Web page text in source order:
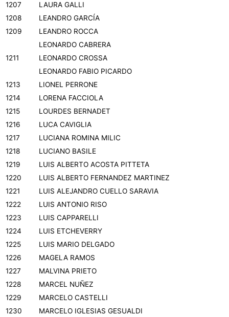
1207
LAURA GALLI
1208
LEANDRO GARCÍA
1209
LEANDRO ROCCA
LEONARDO CABRERA
1211
LEONARDO CROSSA
LEONARDO FABIO PICARDO
1213
LIONEL PERRONE
1214
LORENA FACCIOLA
1215
LOURDES BERNADET
1216
LUCA CAVIGLIA
1217
LUCIANA ROMINA MILIC
1218
LUCIANO BASILE
1219
LUIS ALBERTO ACOSTA PITTETA
1220
LUIS ALBERTO FERNANDEZ MARTINEZ
1221
LUIS ALEJANDRO CUELLO SARAVIA
1222
LUIS ANTONIO RISO
1223
LUIS CAPPARELLI
1224
LUIS ETCHEVERRY
1225
LUIS MARIO DELGADO
1226
MAGELA RAMOS
1227
MALVINA PRIETO
1228
MARCEL NUÑEZ
1229
MARCELO CASTELLI
1230
MARCELO IGLESIAS GESUALDI